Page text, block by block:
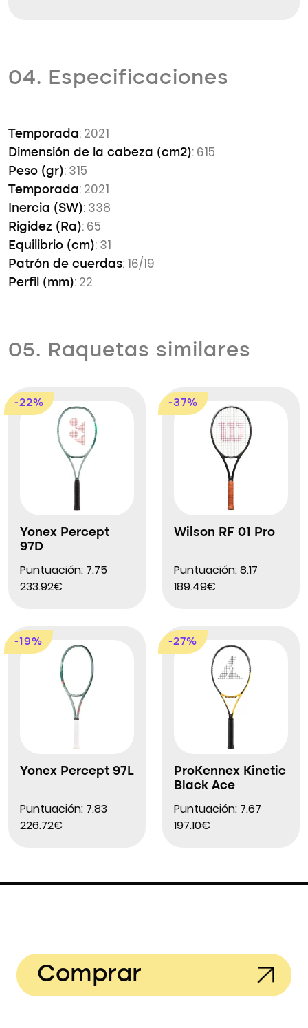
04. Especificaciones
Temporada: 2021
Dimensión de la cabeza (cm2): 615
Peso (gr): 315
Temporada: 2021
Inercia (SW): 338
Rigidez (Ra): 65
Equilibrio (cm): 31
Patrón de cuerdas: 16/19
Perfil (mm): 22
05. Raquetas similares
-22%
Yonex Percept
97D
Puntuación: 7.75
233.92€
-37%
Wilson RF 01 Pro
Puntuación: 8.17
189.49€
-19%
Yonex Percept 97L
Puntuación: 7.83
226.72€
-27%
ProKennex Kinetic
Black Ace
Puntuación: 7.67
197.10€
Comprar